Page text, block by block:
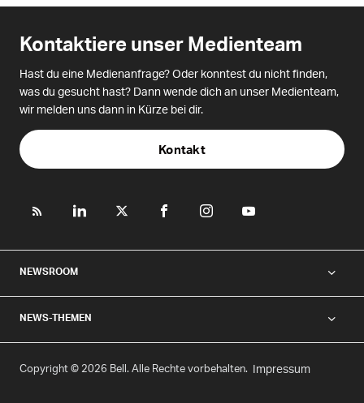
Kontaktiere unser Medienteam
Hast du eine Medienanfrage? Oder konntest du nicht finden,
was du gesucht hast? Dann wende dich an unser Medienteam,
wir melden uns dann in Kürze bei dir.
Kontakt
NEWSROOM
NEWS-THEMEN
Copyright © 2026 Bell. Alle Rechte vorbehalten. Impressum